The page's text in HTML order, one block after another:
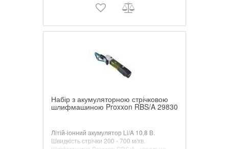
Набір з акумуляторною стрічковою
шлифмашиною Proxxon RBS/A 29830
Літій-іонний акумулятор Li/A 10,8 В.
Швидкість стрічки 200 - 700 м/хв.